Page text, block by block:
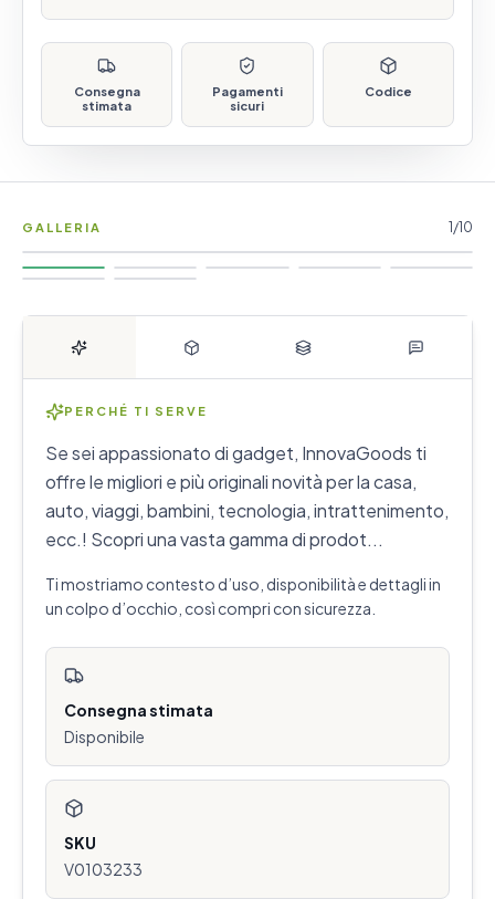
Consegna
stimata
Pagamenti
sicuri
Codice
GALLERIA 1 /10
PERCHÉ TI SERVE
Se sei appassionato di gadget, InnovaGoods ti
offre le migliori e più originali novità per la casa,
auto, viaggi, bambini, tecnologia, intrattenimento,
ecc.! Scopri una vasta gamma di prodot...
Ti mostriamo contesto d’uso, disponibilità e dettagli in
un colpo d’occhio, così compri con sicurezza.
Consegna stimata
Disponibile
SKU
V0103233